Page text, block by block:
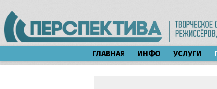
ГЛАВНАЯ ИНФО УСЛУГИ